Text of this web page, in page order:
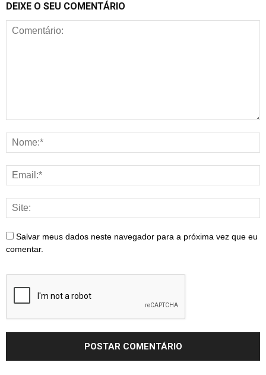
DEIXE O SEU COMENTÁRIO
Salvar meus dados neste navegador para a próxima vez que eu
comentar.